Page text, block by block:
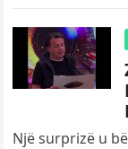
Një surprizë u